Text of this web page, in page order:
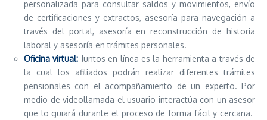
personalizada para consultar saldos y movimientos, envío
de certificaciones y extractos, asesoría para navegación a
través del portal, asesoría en reconstrucción de historia
laboral y asesoría en trámites personales.
Oficina virtual: Juntos en línea es la herramienta a través de
la cual los afiliados podrán realizar diferentes trámites
pensionales con el acompañamiento de un experto. Por
medio de videollamada el usuario interactúa con un asesor
que lo guiará durante el proceso de forma fácil y cercana.